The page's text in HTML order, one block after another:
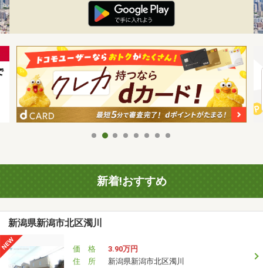
新着!おすすめ
新潟県新潟市北区濁川
価 格
3.90万円
住 所
新潟県新潟市北区濁川